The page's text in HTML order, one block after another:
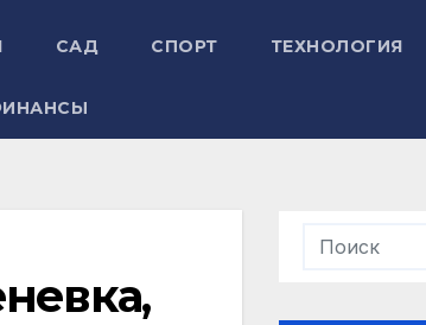
САД СПОРТ ТЕХНОЛОГИЯ